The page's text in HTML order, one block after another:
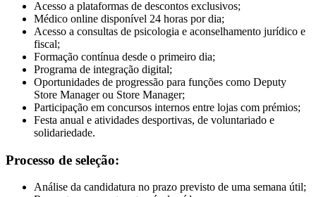
Acesso a plataformas de descontos exclusivos;
Médico online disponível 24 horas por dia;
Acesso a consultas de psicologia e aconselhamento jurídico e
fiscal;
Formação contínua desde o primeiro dia;
Programa de integração digital;
Oportunidades de progressão para funções como Deputy
Store Manager ou Store Manager;
Participação em concursos internos entre lojas com prémios;
Festa anual e atividades desportivas, de voluntariado e
solidariedade.
Processo de seleção:
Análise da candidatura no prazo previsto de uma semana útil;